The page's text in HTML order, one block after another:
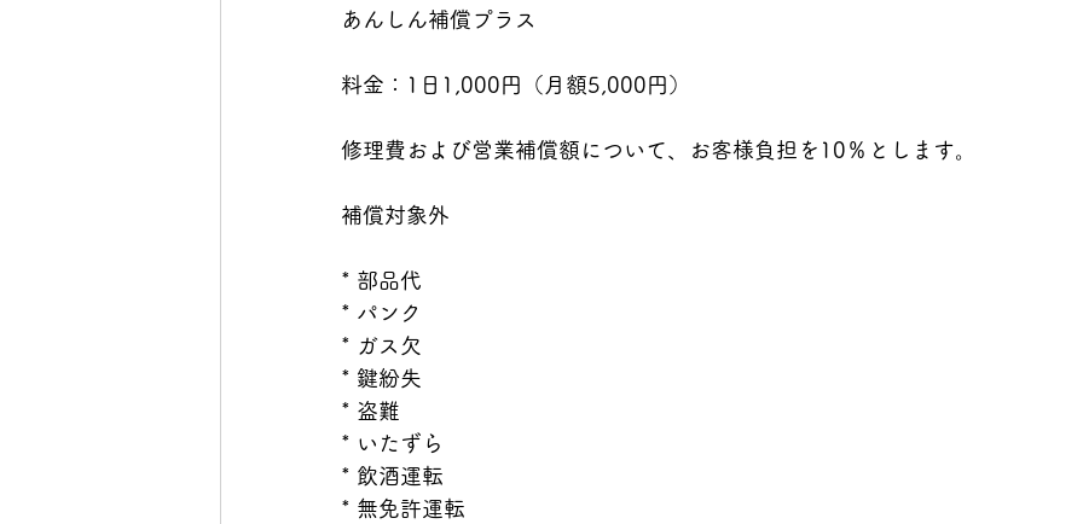
あんしん補償プラス
料金：1日1,000円（月額5,000円）
修理費および営業補償額について、お客様負担を10％とします。
補償対象外
* 部品代
* パンク
* ガス欠
* 鍵紛失
* 盗難
* いたずら
* 飲酒運転
* 無免許運転